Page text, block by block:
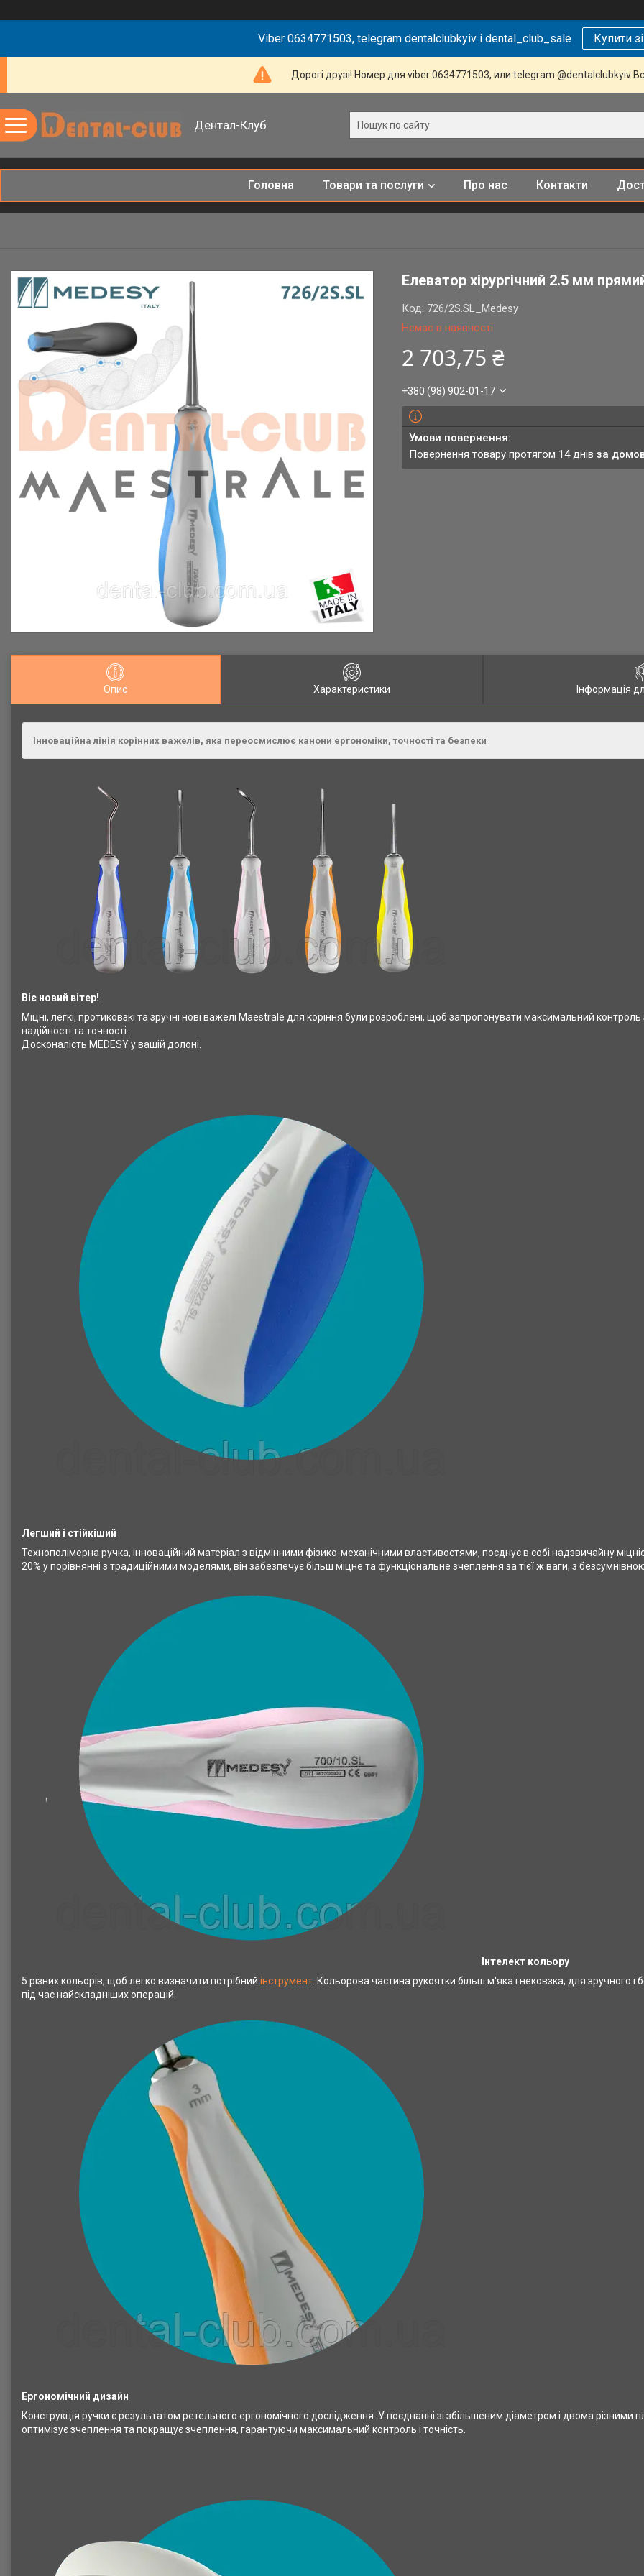
Viber 0634771503, telegram dentalclubkyiv і dental_club_sale Купити
Дорогі друзі! Номер для viber 0634771503, или telegram @dentalclubkyiv
Дентал-Клуб
Головна Товари та послуги Про нас Контакти
Елеватор хірургічний 2.5 мм
Немає в наявності
Код: 726/2S.SL_Medesy
2 703,75 ₴
+380 (98) 902-01-17
повернення товару протягом 14 днівза
Опис Характеристики Інформація
Інноваційна лінія корінних важелів, яка переосмислює канони ергономіки, точності та безпеки
Віє новий вітер!
Міцні, легкі, протиковзкі та зручні нові важелі Maestrale для коріння були розроблені, щоб запропонувати максимальний контроль
надійності та точності.
Досконалість MEDESY у вашій долоні.
Легший і стійкіший
Технополімерна ручка, інноваційний матеріал з відмінними фізико-механічними властивостями, поєднує в собі надзвичайну
20% у порівнянні з традиційними моделями, він забезпечує більш міцне та функціональне зчеплення за тієї ж ваги, з
Інтелект кольору
5 різних кольорів, щоб легко визначити потрібний інструмент . Кольорова частина рукоятки більш м'яка і нековзка, для зручного і
під час найскладніших операцій.
Ергономічний дизайн
Конструкція ручки є результатом ретельного ергономічного дослідження. У поєднанні зі збільшеним діаметром і двома різними
оптимізує зчеплення та покращує зчеплення, гарантуючи максимальний контроль і точність.